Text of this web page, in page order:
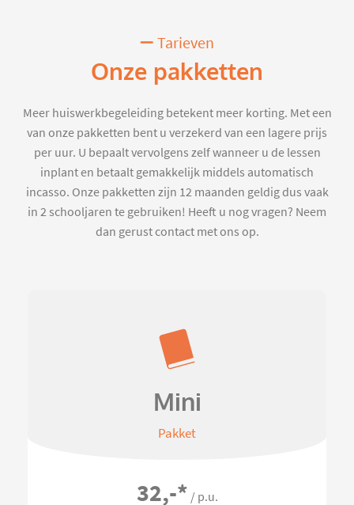
Tarieven
Onze pakketten
Meer huiswerkbegeleiding betekent meer korting. Met een
van onze pakketten bent u verzekerd van een lagere prijs
per uur. U bepaalt vervolgens zelf wanneer u de lessen
inplant en betaalt gemakkelijk middels automatisch
incasso. Onze pakketten zijn 12 maanden geldig dus vaak
in 2 schooljaren te gebruiken! Heeft u nog vragen? Neem
dan gerust contact met ons op.
Mini
Pakket
32,-* / p.u.